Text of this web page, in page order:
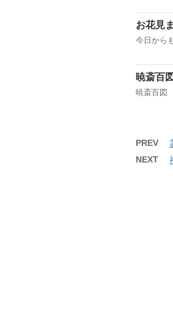
お花見
今日から
暁斎百
暁斎百図
PREV
NEXT